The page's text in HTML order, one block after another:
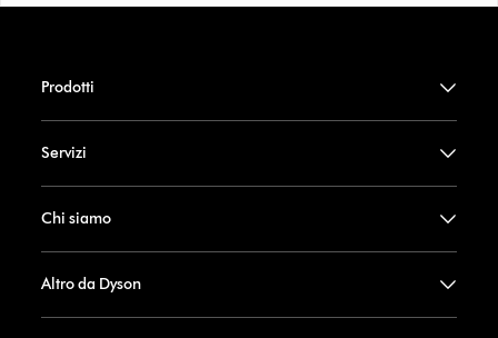
Prodotti
Servizi
Chi siamo
Altro da Dyson